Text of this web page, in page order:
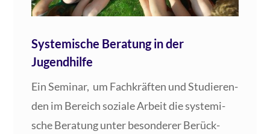
Systemische Beratung in der
Jugendhilfe
Ein Semi­nar, um Fach­kräf­ten und Stu­die­ren­
den im Bereich sozia­le Arbeit die sys­te­mi­
sche Bera­tung unter beson­de­rer Berück­